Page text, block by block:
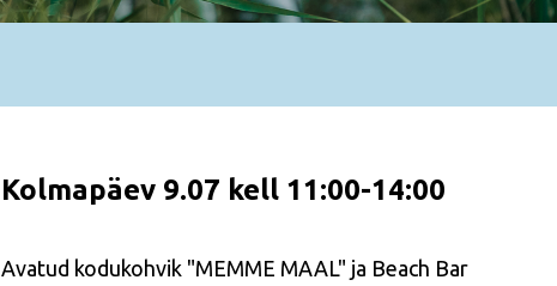
Kolmapäev 9.07 kell 11:00-14:00
Avatud kodukohvik "MEMME MAAL" ja Beach Bar